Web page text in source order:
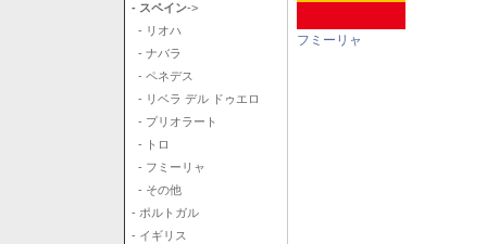
- スペイン->
- リオハ
- ナバラ
- ペネデス
- リベラ デル ドゥエロ
- プリオラート
- トロ
- フミーリャ
- その他
- ポルトガル
- イギリス
フミーリャ